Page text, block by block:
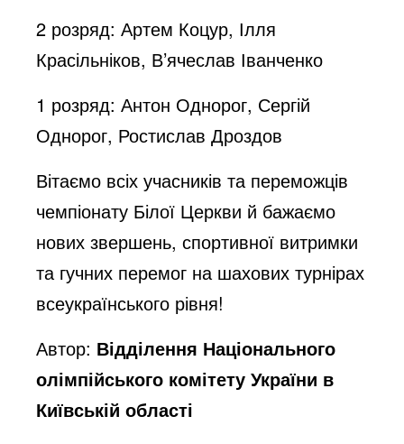
2 розряд: Артем Коцур, Ілля
Красільніков, В’ячеслав Іванченко
1 розряд: Антон Однорог, Сергій
Однорог, Ростислав Дроздов
Вітаємо всіх учасників та переможців
чемпіонату Білої Церкви й бажаємо
нових звершень, спортивної витримки
та гучних перемог на шахових турнірах
всеукраїнського рівня!
Автор: Відділення Національного
олімпійського комітету України в
Київській області